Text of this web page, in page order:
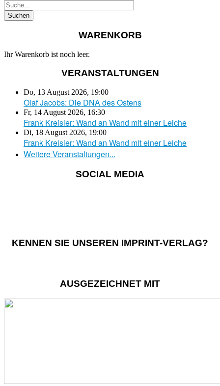
WARENKORB
Ihr Warenkorb ist noch leer.
VERANSTALTUNGEN
Do, 13 August 2026, 19:00
Olaf Jacobs: Die DNA des Ostens
Fr, 14 August 2026, 16:30
Frank Kreisler: Wand an Wand mit einer Leiche
Di, 18 August 2026, 19:00
Frank Kreisler: Wand an Wand mit einer Leiche
Weitere Veranstaltungen...
SOCIAL MEDIA
KENNEN SIE UNSEREN IMPRINT-VERLAG?
AUSGEZEICHNET MIT